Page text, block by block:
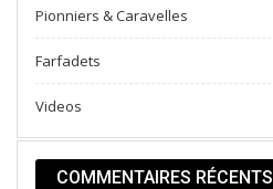
Pionniers & Caravelles
Farfadets
Videos
COMMENTAIRES RÉCENTS